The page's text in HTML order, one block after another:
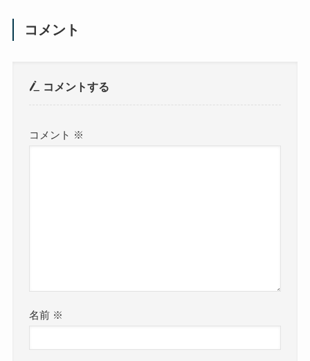
コメント
コメントする
コメント ※
名前 ※